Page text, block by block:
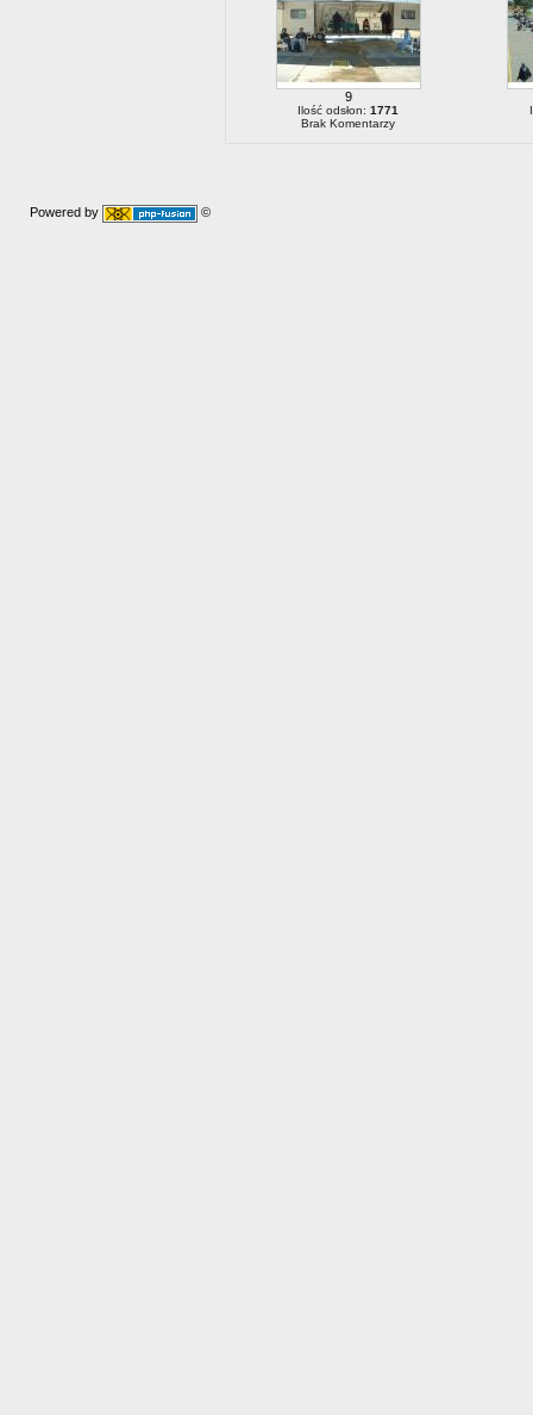
9
Ilość odsłon: 1771
Brak Komentarzy
Powered by ©